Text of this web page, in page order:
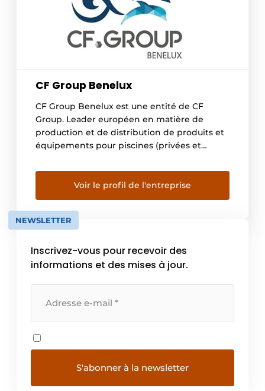
CF Group Benelux
CF Group Benelux est une entité de CF
Group. Leader européen en matière de
production et de distribution de produits et
équipements pour piscines (privées et
et des collectivités, CF Group est présent
dans 40 pays, compte plus de 1000
employés et réalise un chiffre d’affaires de
plus de 300 millions d’euros. Le groupe
dispose de […]
Voir le profil de l'entreprise
NEWSLETTER
Inscrivez-vous pour recevoir des
informations et des mises à jour.